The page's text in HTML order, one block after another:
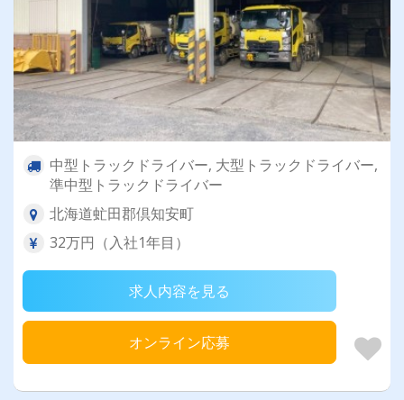
中型トラックドライバー, 大型トラックドライバー,
準中型トラックドライバー
北海道虻田郡倶知安町
32万円（入社1年目）
求人内容を見る
オンライン応募